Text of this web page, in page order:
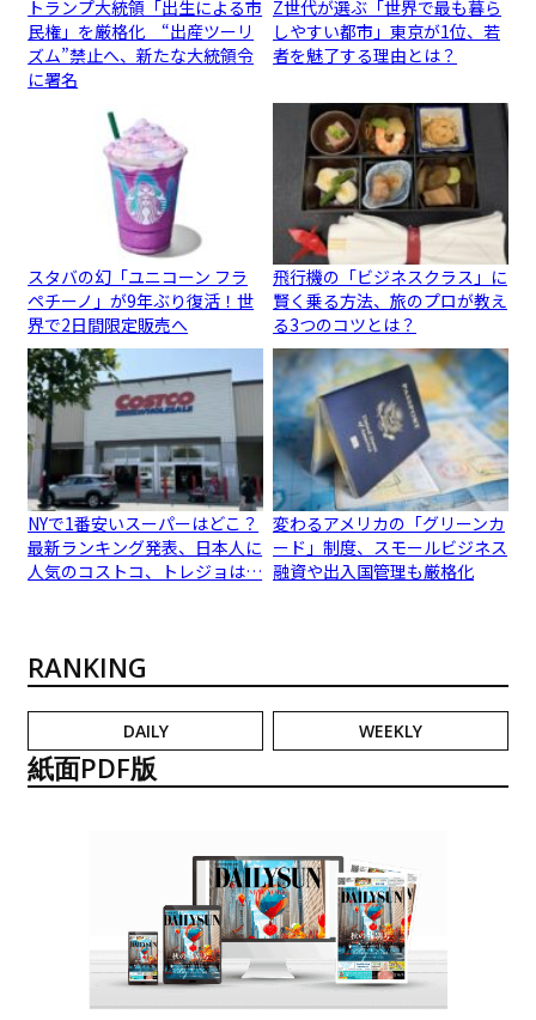
トランプ大統領「出生による市
民権」を厳格化 “出産ツーリ
ズム”禁止へ、新たな大統領令
に署名
Z世代が選ぶ「世界で最も暮ら
しやすい都市」東京が1位、若
者を魅了する理由とは？
スタバの幻「ユニコーン フラ
ペチーノ」が9年ぶり復活！世
界で2日間限定販売へ
飛行機の「ビジネスクラス」に
賢く乗る方法、旅のプロが教え
る3つのコツとは？
NYで1番安いスーパーはどこ？
最新ランキング発表、日本人に
人気のコストコ、トレジョは…
変わるアメリカの「グリーンカ
ード」制度、スモールビジネス
融資や出入国管理も厳格化
RANKING
DAILY WEEKLY
紙面PDF版